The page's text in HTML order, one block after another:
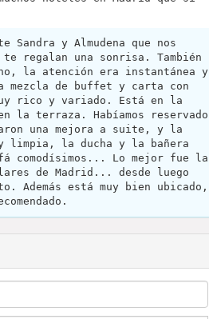
Sandra y Almudena que nos
regalan una sonrisa. También
la atención era instantánea y
mezcla de buffet y carta con
rico y variado. Está en la
la terraza. Habíamos reservado
una mejora a suite, y la
limpia, la ducha y la bañera
comodísimos... Lo mejor fue la
de Madrid... desde luego
Además está muy bien ubicado,